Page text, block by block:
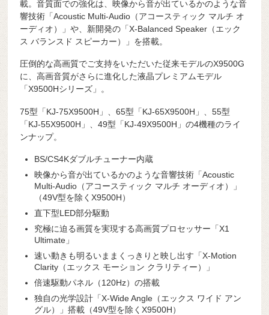
載。音質面での強化は、映像から音が出ているかのような音
響技術「Acoustic Multi-Audio（アコースティック マルチ オ
ーディオ）」や、新開発の「X-Balanced Speaker（エック
ス バランスド スピーカー）」を搭載。
圧倒的な高画質でご支持をいただいた従来モデルのX9500G
に、高画音質がさらに進化した液晶プレミアムモデル
「X9500Hシリーズ」。
75型「KJ-75X9500H」、65型「KJ-65X9500H」、55型
「KJ-55X9500H」、49型「KJ-49X9500H」の4機種のライ
ンナップ。
BS/CS4Kダブルチューナー内蔵
映像から音が出ているかのような音響技術「Acoustic
Multi-Audio（アコースティック マルチ オーディオ）」
（49V型を除くX9500H）
直下型LED部分駆動
究極に迫る画質を実現する高画質プロセッサー「X1
Ultimate」
速い動きも明るいままくっきりと映し出す「X-Motion
Clarity（エックス モーション クラリティー）」
倍速駆動パネル（120Hz）の搭載
独自の光学設計「X-Wide Angle（エックス ワイド アン
グル）」搭載（49V型を除くX9500H）